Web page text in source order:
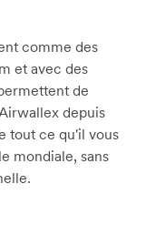
comme des
et avec des
de
depuis
tout ce qu'il vous
mondiale, sans